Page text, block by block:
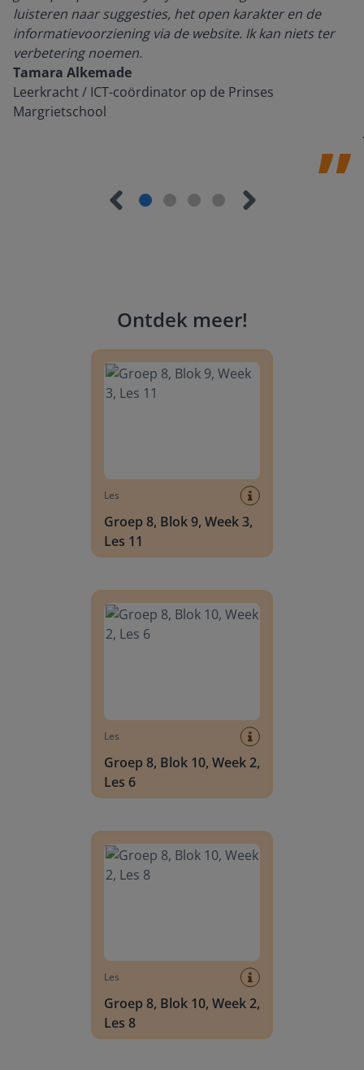
luisteren naar suggesties, het open karakter en de
informatievoorziening via de website. Ik kan niets ter
verbetering noemen.
Tamara Alkemade
Leerkracht / ICT-coördinator op de Prinses
Margrietschool
Ontdek meer!
Les
Groep 8, Blok 9, Week 3,
Les 11
Les
Groep 8, Blok 10, Week 2,
Les 6
Les
Groep 8, Blok 10, Week 2,
Les 8